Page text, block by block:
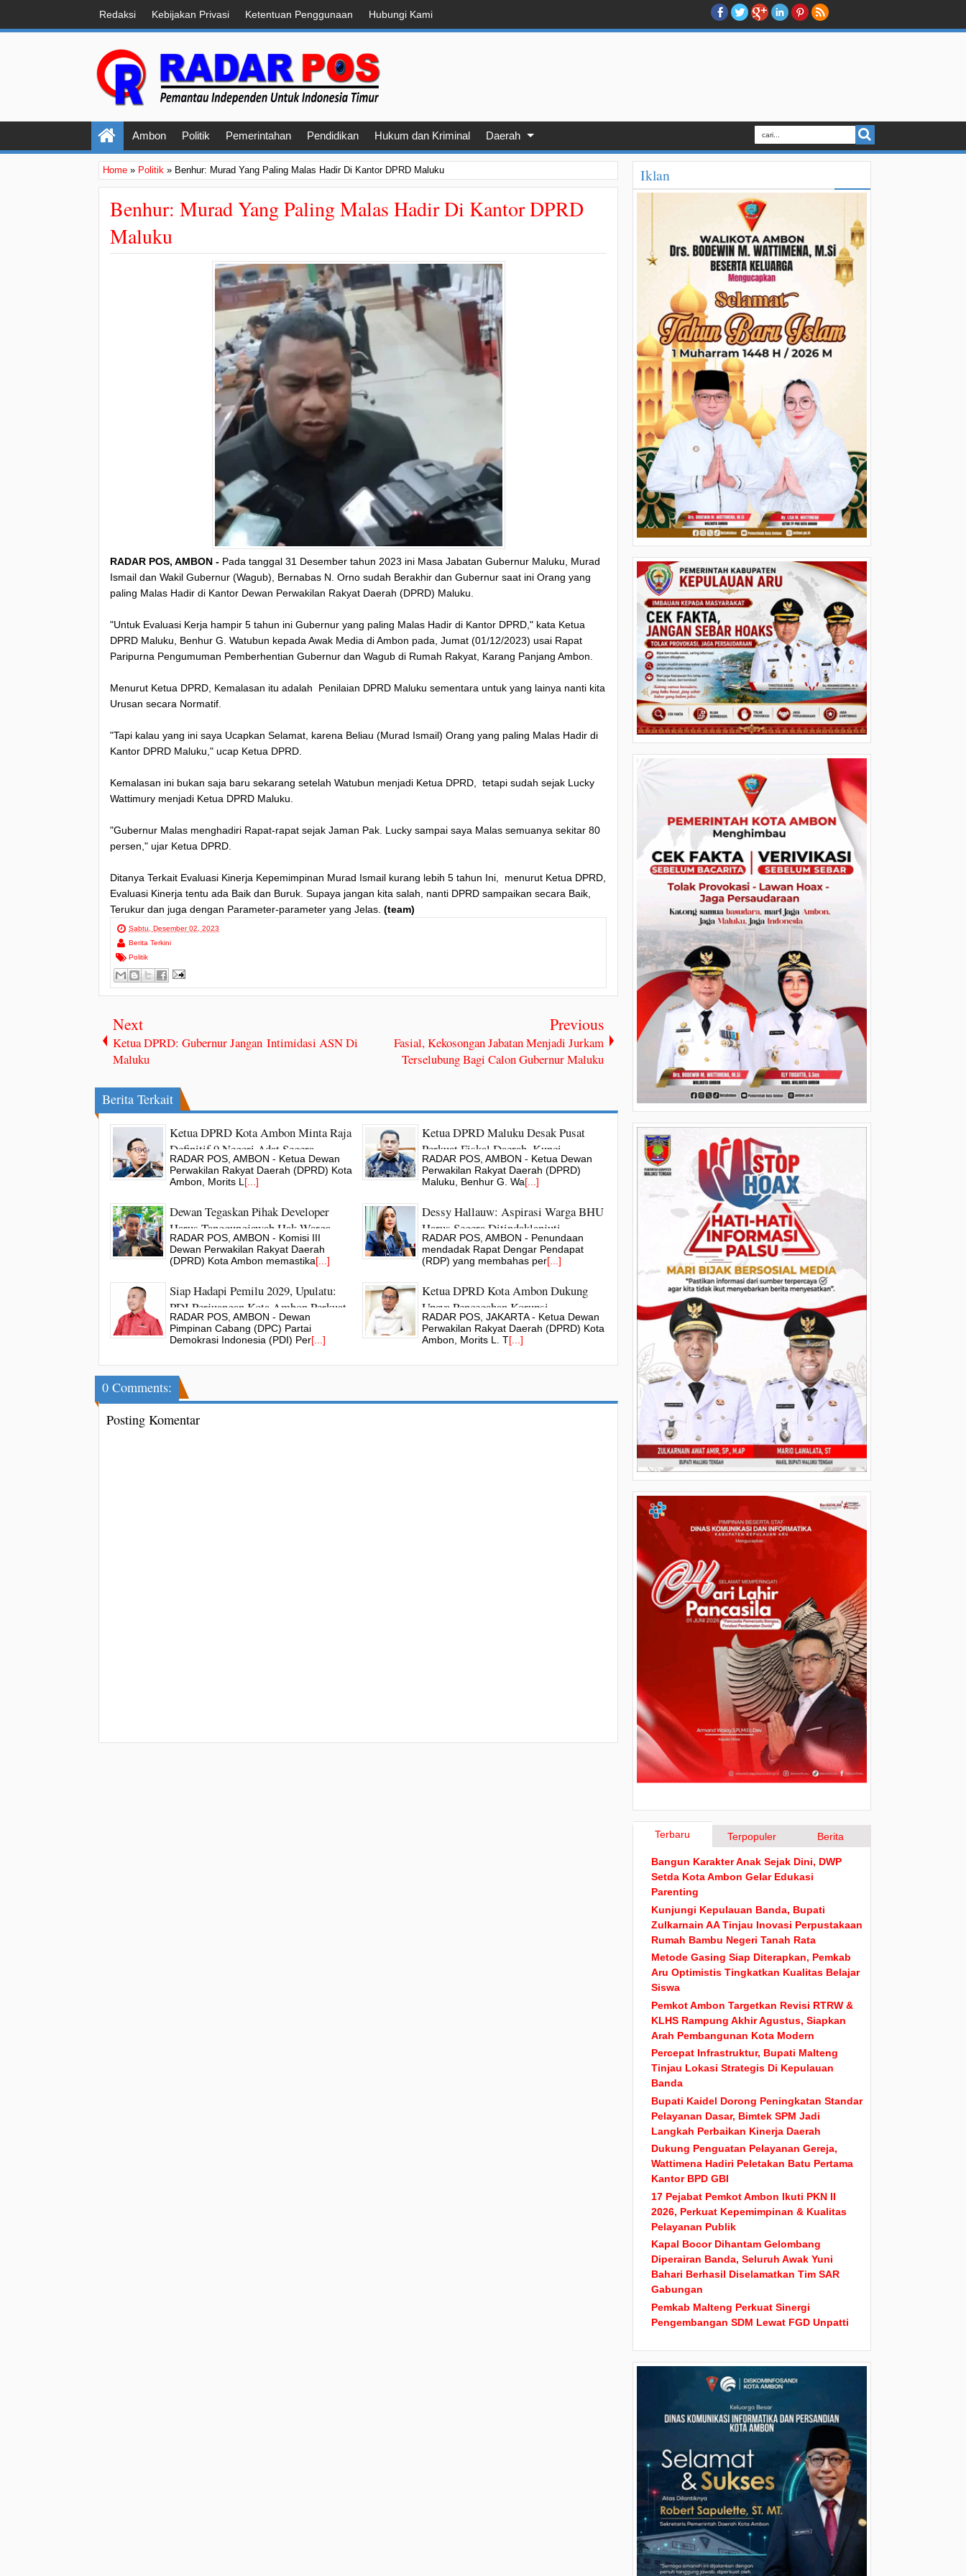
Redaksi Kebijakan Privasi Ketentuan Penggunaan Hubungi Kami
Ambon Politik Pemerintahan Pendidikan Hukum dan Kriminal Daerah
Home » Politik » Benhur: Murad Yang Paling Malas Hadir Di Kantor DPRD Maluku
Benhur: Murad Yang Paling Malas Hadir Di Kantor DPRD
Maluku
RADAR POS, AMBON - Pada tanggal 31 Desember tahun 2023 ini Masa Jabatan Gubernur Maluku, Murad
Ismail dan Wakil Gubernur (Wagub), Bernabas N. Orno sudah Berakhir dan Gubernur saat ini Orang yang
paling Malas Hadir di Kantor Dewan Perwakilan Rakyat Daerah (DPRD) Maluku.
"Untuk Evaluasi Kerja hampir 5 tahun ini Gubernur yang paling Malas Hadir di Kantor DPRD," kata Ketua
DPRD Maluku, Benhur G. Watubun kepada Awak Media di Ambon pada, Jumat (01/12/2023) usai Rapat
Paripurna Pengumuman Pemberhentian Gubernur dan Wagub di Rumah Rakyat, Karang Panjang Ambon.
Menurut Ketua DPRD, Kemalasan itu adalah Penilaian DPRD Maluku sementara untuk yang lainya nanti kita
Urusan secara Normatif.
"Tapi kalau yang ini saya Ucapkan Selamat, karena Beliau (Murad Ismail) Orang yang paling Malas Hadir di
Kantor DPRD Maluku," ucap Ketua DPRD.
Kemalasan ini bukan saja baru sekarang setelah Watubun menjadi Ketua DPRD, tetapi sudah sejak Lucky
Wattimury menjadi Ketua DPRD Maluku.
"Gubernur Malas menghadiri Rapat-rapat sejak Jaman Pak. Lucky sampai saya Malas semuanya sekitar 80
persen," ujar Ketua DPRD.
Ditanya Terkait Evaluasi Kinerja Kepemimpinan Murad Ismail kurang lebih 5 tahun Ini, menurut Ketua DPRD,
Evaluasi Kinerja tentu ada Baik dan Buruk. Supaya jangan kita salah, nanti DPRD sampaikan secara Baik,
Terukur dan juga dengan Parameter-parameter yang Jelas. (team)
Sabtu, Desember 02, 2023
Berita Terkini
Politik
Next
Ketua DPRD: Gubernur Jangan Intimidasi ASN Di
Maluku
Previous
Fasial, Kekosongan Jabatan Menjadi Jurkam
Terselubung Bagi Calon Gubernur Maluku
Berita Terkait
Ketua DPRD Kota Ambon Minta Raja
Definitif 9 Negeri Adat Segera
Ditetapkan
RADAR POS, AMBON - Ketua Dewan
Perwakilan Rakyat Daerah (DPRD) Kota
Ambon, Morits L[...]
Ketua DPRD Maluku Desak Pusat
Perkuat Fiskal Daerah, Kunci
Pertumbuhan Ekonomi
RADAR POS, AMBON - Ketua Dewan
Perwakilan Rakyat Daerah (DPRD)
Maluku, Benhur G. Wa[...]
Dewan Tegaskan Pihak Developer
Harus Tanggungjawab Hak Warga
Perumahan BHU
RADAR POS, AMBON - Komisi III
Dewan Perwakilan Rakyat Daerah
(DPRD) Kota Ambon memastika[...]
Dessy Hallauw: Aspirasi Warga BHU
Harus Segera Ditindaklanjuti
RADAR POS, AMBON - Penundaan
mendadak Rapat Dengar Pendapat
(RDP) yang membahas per[...]
Siap Hadapi Pemilu 2029, Upulatu:
PDI Perjuangan Kota Ambon Perkuat
Struktur Hingga Akar Rumput
RADAR POS, AMBON - Dewan
Pimpinan Cabang (DPC) Partai
Demokrasi Indonesia (PDI) Per[...]
Ketua DPRD Kota Ambon Dukung
Upaya Pencegahan Korupsi
RADAR POS, JAKARTA - Ketua Dewan
Perwakilan Rakyat Daerah (DPRD) Kota
Ambon, Morits L. T[...]
0 Comments:
Posting Komentar
Iklan
Terbaru Terpopuler Berita
Bangun Karakter Anak Sejak Dini, DWP
Setda Kota Ambon Gelar Edukasi
Parenting
Kunjungi Kepulauan Banda, Bupati
Zulkarnain AA Tinjau Inovasi Perpustakaan
Rumah Bambu Negeri Tanah Rata
Metode Gasing Siap Diterapkan, Pemkab
Aru Optimistis Tingkatkan Kualitas Belajar
Siswa
Pemkot Ambon Targetkan Revisi RTRW &
KLHS Rampung Akhir Agustus, Siapkan
Arah Pembangunan Kota Modern
Percepat Infrastruktur, Bupati Malteng
Tinjau Lokasi Strategis Di Kepulauan
Banda
Bupati Kaidel Dorong Peningkatan Standar
Pelayanan Dasar, Bimtek SPM Jadi
Langkah Perbaikan Kinerja Daerah
Dukung Penguatan Pelayanan Gereja,
Wattimena Hadiri Peletakan Batu Pertama
Kantor BPD GBI
17 Pejabat Pemkot Ambon Ikuti PKN II
2026, Perkuat Kepemimpinan & Kualitas
Pelayanan Publik
Kapal Bocor Dihantam Gelombang
Diperairan Banda, Seluruh Awak Yuni
Bahari Berhasil Diselamatkan Tim SAR
Gabungan
Pemkab Malteng Perkuat Sinergi
Pengembangan SDM Lewat FGD Unpatti